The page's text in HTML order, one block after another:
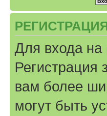
Для входа
Регистрация
вам более
могут быть